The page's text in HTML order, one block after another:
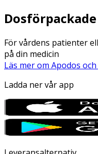
För vårdens patienter
på din medicin
Läs mer om Apodos
Ladda ner vår app